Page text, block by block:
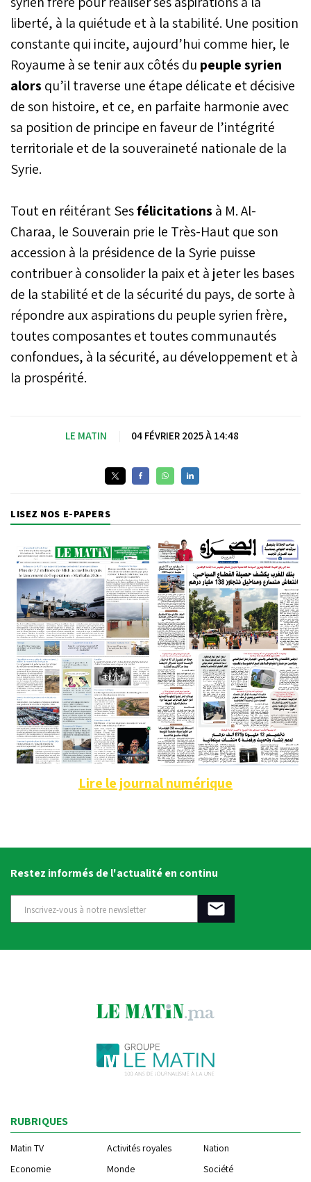
réalisation des aspirations
du peuple syrien en
matière de stabilité et de
développement.
liberté, à la quiétude et à la stabilité. Une position
constante qui incite, aujourd’hui comme hier, le
Royaume à se tenir aux côtés du peuple syrien
alors qu’il traverse une étape délicate et décisive
de son histoire, et ce, en parfaite harmonie avec
sa position de principe en faveur de l’intégrité
territoriale et de la souveraineté nationale de la
Syrie.
Tout en réitérant Sesfélicitations à M. Al-
Charaa, le Souverain prie le Très-Haut que son
accession à la présidence de la Syrie puisse
contribuer à consolider la paix et à jeter les bases
de la stabilité et de la sécurité du pays, de sorte à
répondre aux aspirations du peuple syrien frère,
toutes composantes et toutes communautés
confondues, à la sécurité, au développement et à
la prospérité.
LE MATIN 04 FÉVRIER 2025 À 14:48
LISEZ NOS E-PAPERS
Lire le journal numérique
Restez informés de l'actualité en continu
RUBRIQUES
Matin TV Activités royales
Nation
Economie
Monde
Société